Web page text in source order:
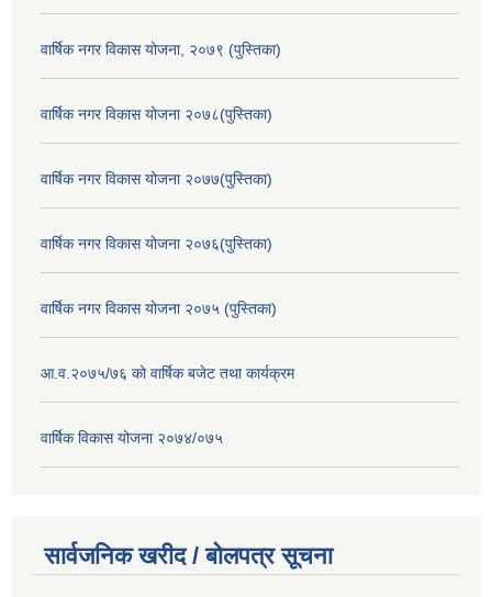
वार्षिक नगर विकास योजना, २०७९ (पुस्तिका)
वार्षिक नगर विकास योजना २०७८(पुस्तिका)
वार्षिक नगर विकास योजना २०७७(पुस्तिका)
वार्षिक नगर विकास योजना २०७६(पुस्तिका)
वार्षिक नगर विकास योजना २०७५ (पुस्तिका)
आ.व.२०७५/७६ को वार्षिक बजेट तथा कार्यक्रम
वार्षिक विकास योजना २०७४/०७५
सार्वजनिक खरीद / बोलपत्र सूचना